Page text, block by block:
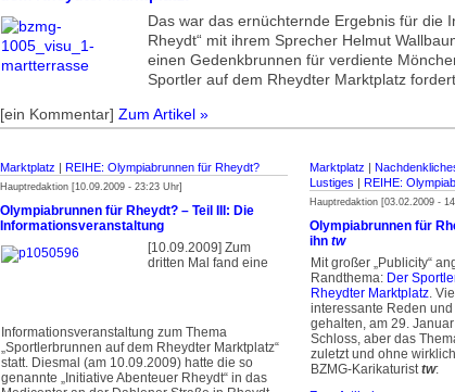
Das war das ernüchternde Ergebnis für die
Rheydt“ mit ihrem Sprecher Helmut
einen Gedenkbrunnen für verdiente
Sportler auf dem Rheydter Marktplatz fordert.
[ein Kommentar] Zum Artikel »
Marktplatz | REIHE: Olympiabrunnen für Rheydt?
Hauptredaktion [10.09.2009 - 23:23 Uhr]
Olympiabrunnen für Rheydt? – Teil III: Die
Informationsveranstaltung
[10.09.2009] Zum
dritten Mal fand eine
Informationsveranstaltung zum Thema
„Sportlerbrunnen auf dem Rheydter Marktplatz“
statt. Diesmal (am 10.09.2009) hatte die so
genannte „Initiative Abenteuer Rheydt“ in das
Marktplatz |
Lustiges | REIHE:
Hauptredaktion [03.02.2009 -
Olympiabrunnen für
ihn tw
Mit großer „Publicity“
Randthema: Der
Rheydter Marktplatz.
interessante Reden
gehalten, am 29.
Schloss, aber das
zuletzt und ohne
BZMG-Karikaturisttw: